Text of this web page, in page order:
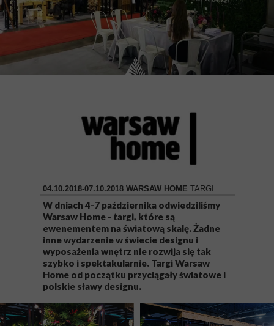
04.10.2018-07.10.2018 WARSAW HOME TARGI
W dniach 4-7 października odwiedziliśmy
Warsaw Home - targi, które są
ewenementem na światową skalę. Żadne
inne wydarzenie w świecie designu i
wyposażenia wnętrz nie rozwija się tak
szybko i spektakularnie. Targi Warsaw
Home od początku przyciągały światowe i
polskie sławy designu.